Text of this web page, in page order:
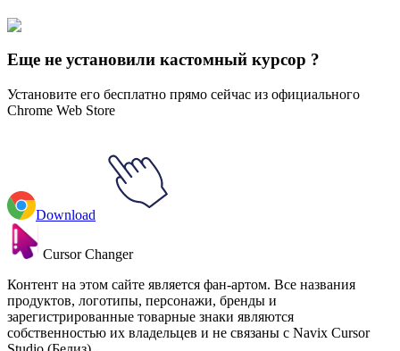
Портал Комбат
Skin
Еще не установили кастомный курсор ?
Установите его бесплатно прямо сейчас из официального
Chrome Web Store
Download
Cursor Changer
Контент на этом сайте является фан-артом. Все названия
продуктов, логотипы, персонажи, бренды и
зарегистрированные товарные знаки являются
собственностью их владельцев и не связаны с Navix Cursor